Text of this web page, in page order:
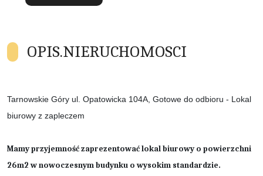
OPIS.NIERUCHOMOSCI
Tarnowskie Góry ul. Opatowicka 104A, Gotowe do odbioru - Lokal
biurowy z zapleczem
Mamy przyjemność zaprezentować lokal biurowy o powierzchni
26m2 w nowoczesnym budynku o wysokim standardzie.